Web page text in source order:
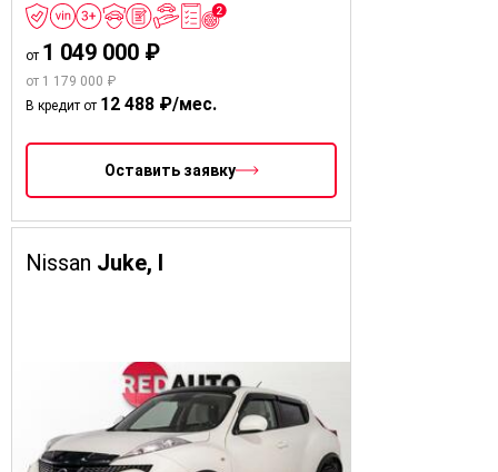
от 1 049 000 ₽
от 1 179 000 ₽
В кредит от 12 488 ₽/мес.
Оставить заявку
Nissan Juke, I